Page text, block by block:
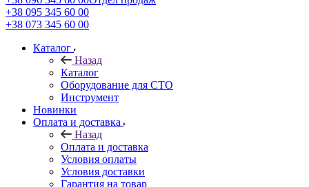
+38 095 345 60 00
+38 073 345 60 00
Каталог
Назад
Каталог
Оборудование для СТО
Инструмент
Новинки
Оплата и доставка
Назад
Оплата и доставка
Условия оплаты
Условия доставки
Гарантия на товар